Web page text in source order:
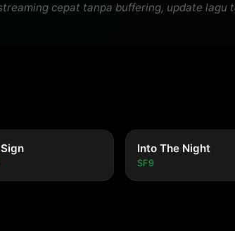
cepat tanpa buffering, update
Into The Night
SF9